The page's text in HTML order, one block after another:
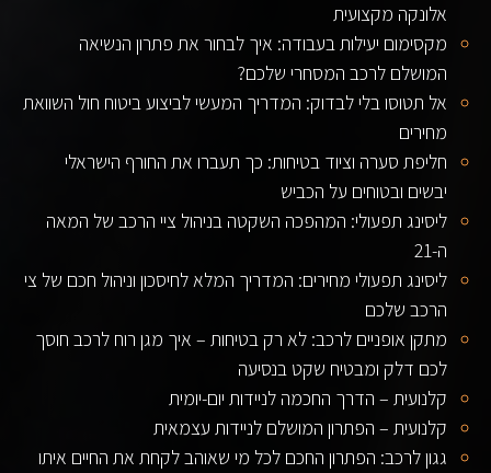
אלונקה מקצועית
מקסימום יעילות בעבודה: איך לבחור את פתרון הנשיאה
המושלם לרכב המסחרי שלכם?
אל תטוסו בלי לבדוק: המדריך המעשי לביצוע ביטוח חול השוואת
מחירים
חליפת סערה וציוד בטיחות: כך תעברו את החורף הישראלי
יבשים ובטוחים על הכביש
ליסינג תפעולי: המהפכה השקטה בניהול ציי הרכב של המאה
ה-21
ליסינג תפעולי מחירים: המדריך המלא לחיסכון וניהול חכם של צי
הרכב שלכם
מתקן אופניים לרכב: לא רק בטיחות – איך מגן רוח לרכב חוסך
לכם דלק ומבטיח שקט בנסיעה
קלנועית – הדרך החכמה לניידות יום-יומית
קלנועית – הפתרון המושלם לניידות עצמאית
גגון לרכב: הפתרון החכם לכל מי שאוהב לקחת את החיים איתו